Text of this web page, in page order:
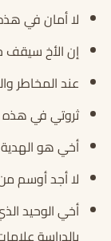
لا أمان في
إن الأخ سيقف
عند المخاطر
ثروتي في هذه
أخي هو الهدية
لا أجد أوسم
أخي الوحيد
بالدراسة